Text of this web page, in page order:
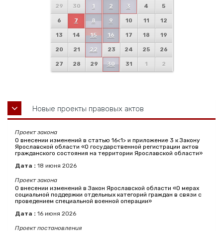
29 30 1 2 3 4 5
6 7 8 9 10 11 12
13 14 15 16 17 18 19
20 21 22 23 24 25 26
27 28 29 30 31 1 2
Новые проекты правовых актов
Проект закона
О внесении изменений в статью 16<1> и приложение 3 к Закону
Ярославской области «О государственной регистрации актов
гражданского состояния на территории Ярославской области»
Дата : 18 июня 2026
Проект закона
О внесении изменений в Закон Ярославской области «О мерах
социальной поддержки отдельных категорий граждан в связи с
проведением специальной военной операции»
Дата : 16 июня 2026
Проект постановления